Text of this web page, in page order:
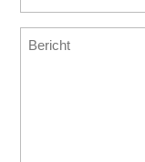
bevestigen
Bericht